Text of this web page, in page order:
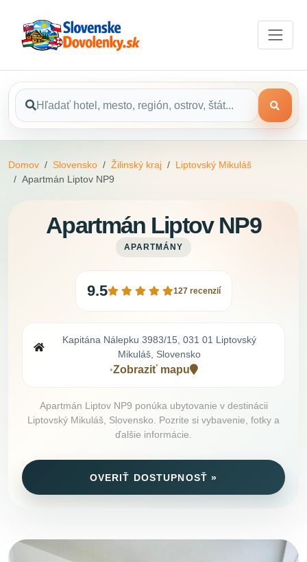
Domov Slovensko Žilinský kraj
Liptovský Mikuláš
Apartmán Liptov NP9
Apartmán Liptov NP9
APARTMÁNY
9.5 127 recenzií
Kapitána Nálepku 3983/15, 031 01 Liptovský
Mikuláš, Slovensko
•Zobraziť mapu
Apartmán Liptov NP9 ponúka ubytovanie v destinácii
Liptovský Mikuláš, Slovensko. Pozrite si vybavenie, fotky a
ďalšie informácie.
OVERIŤ DOSTUPNOSŤ »